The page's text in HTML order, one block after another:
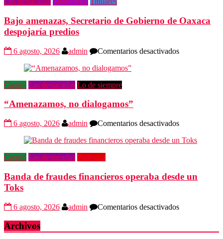
Leyva
Bajo amenazas, Secretario de Gobierno de Oaxaca
despojaría predios
6 agosto, 2026 admin Comentarios desactivadosen
despojaría
Capital Las destacadas Lo de siempre
“Amenazamos, no dialogamos”
6 agosto, 2026 admin Comentarios desactivadosen
no
Capital Las destacadas Policiaca
Banda de fraudes financieros operaba desde un
Toks
6 agosto, 2026 admin Comentarios desactivadosen
fraudes
Archivos